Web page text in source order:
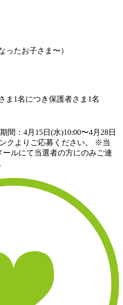
ったお子さま〜）
1名につき保護者さま1名
間：4月15日(水)10:00〜4月28日
クよりご応募ください。 ※当
ールにて当選者の方にのみご連